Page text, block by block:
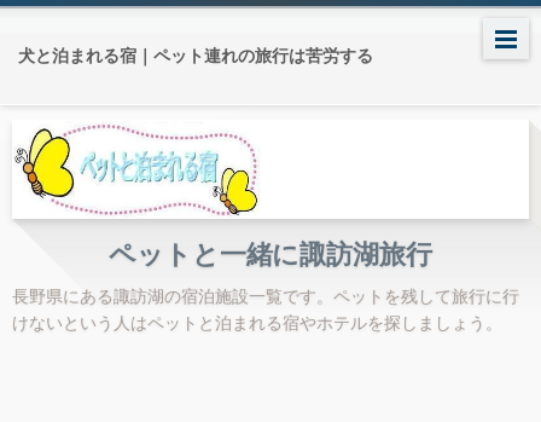
犬と泊まれる宿｜ペット連れの旅行は苦労する
ペットと一緒に諏訪湖旅行
長野県にある諏訪湖の宿泊施設一覧です。ペットを残して旅行に行
けないという人はペットと泊まれる宿やホテルを探しましょう。